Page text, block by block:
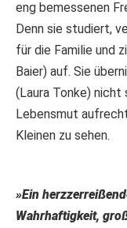
eng bemessenen
Denn sie studiert,
für die Familie und
Baier) auf. Sie
(Laura Tonke)
Lebensmut
Kleinen zu sehen.
»Ein
Wahrhaftigkeit,